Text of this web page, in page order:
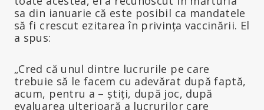
sa din ianuarie că este posibil ca mandatele
să fi crescut ezitarea în privința vaccinării. El
a spus:
„Cred că unul dintre lucrurile pe care
trebuie să le facem cu adevărat după faptă,
acum, pentru a – știți, după joc, după
evaluarea ulterioară a lucrurilor care